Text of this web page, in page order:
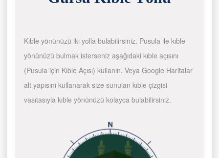
Kıble yönünüzü iki yolla bulabilirsiniz. Pusula ile kıble
yönünüzü bulmak isterseniz aşağıdaki kıble açısını
(Pusula için Kıble Açısı) kullanın. Veya Google Haritalar
alt yapısını kullanarak size sunulan kıble çizgisi
vasıtasıyla kıble yönünüzü kolayca bulabilirsiniz.